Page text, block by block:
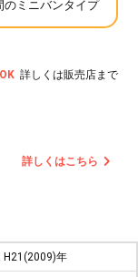
のミニバンタイプ
詳しくは販売店まで
詳しくはこちら
H21(2009)年